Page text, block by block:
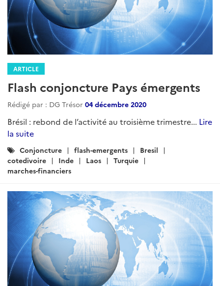
ARTICLE
Flash conjoncture Pays émergents
Rédigé par : DG Trésor 04 décembre 2020
Brésil : rebond de l’activité au troisième trimestre... Lire
la suite
Catégories
:
Conjoncture flash-emergents
Bresil
cotedivoire
Inde Laos
Turquie
marches-financiers